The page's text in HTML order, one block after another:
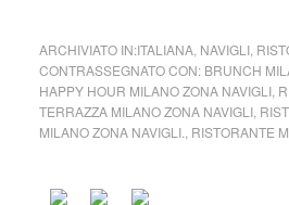
ARCHIVIATO IN:ITALIANA, NAVIGLI,
CONTRASSEGNATO CON: BRUNCH
HAPPY HOUR MILANO ZONA NAVIGLI,
TERRAZZA MILANO ZONA NAVIGLI,
MILANO ZONA NAVIGLI. RISTORANTE